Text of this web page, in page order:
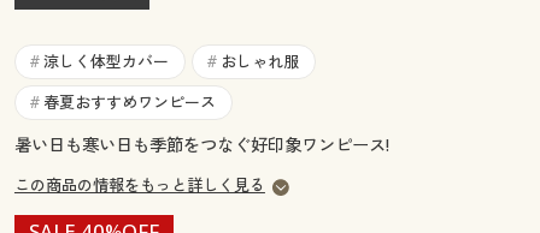
お気に入り
サポート
ご利用ガイド
よくある質問とお問い合わせ
# 涼しく体型カバー # おしゃれ服
# 春夏おすすめワンピース
暑い日も寒い日も季節をつなぐ好印象ワンピース!
この商品の情報をもっと詳しく見る